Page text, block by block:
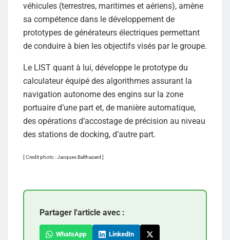
véhicules (terrestres, maritimes et aériens), amène
sa compétence dans le développement de
prototypes de générateurs électriques permettant
de conduire à bien les objectifs visés par le groupe.
Le LIST quant à lui, développe le prototype du
calculateur équipé des algorithmes assurant la
navigation autonome des engins sur la zone
portuaire d’une part et, de manière automatique,
des opérations d’accostage de précision au niveau
des stations de docking, d’autre part.
[ Credit photo : Jacques Balthazard ]
Partager l'article avec :
WhatsApp LinkedIn